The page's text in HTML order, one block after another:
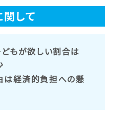
して
もが欲しい割合は
は経済的負担への懸